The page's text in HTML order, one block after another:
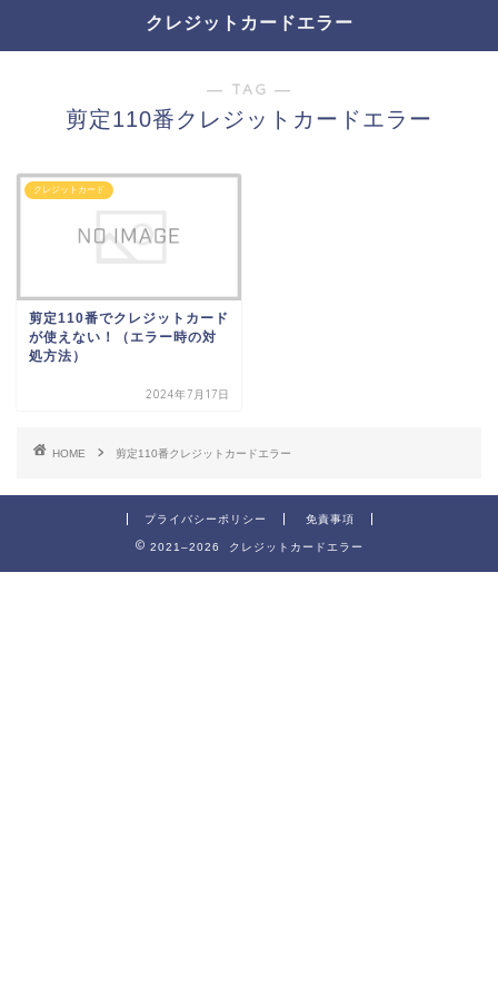
クレジットカードエラー
― TAG ―
剪定110番クレジットカードエラー
クレジットカード
剪定110番でクレジットカード
が使えない！（エラー時の対
処方法）
2024年7月17日
HOME 剪定110番クレジットカードエラー
プライバシーポリシー 免責事項
2021–2026 クレジットカードエラー